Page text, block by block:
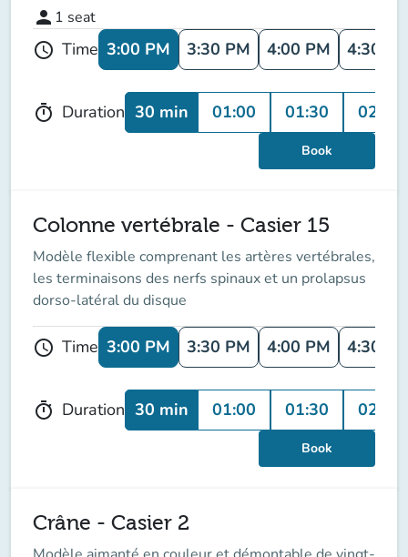
person 1 seat
schedule Time 3:00 PM 3:30 PM 4:00 PM 4:30
timer Duration 30 min 01:00 01:30 02:00
Book
Colonne vertébrale - Casier 15
Modèle flexible comprenant les artères vertébrales,
les terminaisons des nerfs spinaux et un prolapsus
dorso-latéral du disque
schedule Time 3:00 PM 3:30 PM 4:00 PM 4:30
timer Duration 30 min 01:00 01:30 02:00
Book
Crâne - Casier 2